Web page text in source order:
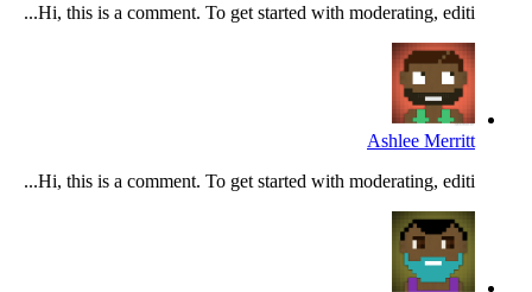
Hi, this is a comment. To get started with moderating, editi...
Ashlee Merritt
Hi, this is a comment. To get started with moderating, editi...